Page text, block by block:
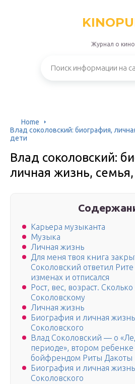
Журнал о кино
Home
Влад соколовский: биография,
дети
Влад соколовский:
личная жизнь,
Карьера музыканта
Музыка
Личная жизнь
Для меня твоя книга
Соколовский ответил Рите
изменах и отписался
Рост, вес, возраст.
Соколовскому
Личная жизнь
Биография и личная
Соколовского
Влад Соколовский — о
периоде», втором
бойфрендом Риты Дакоты
Биография и личная
Соколовского